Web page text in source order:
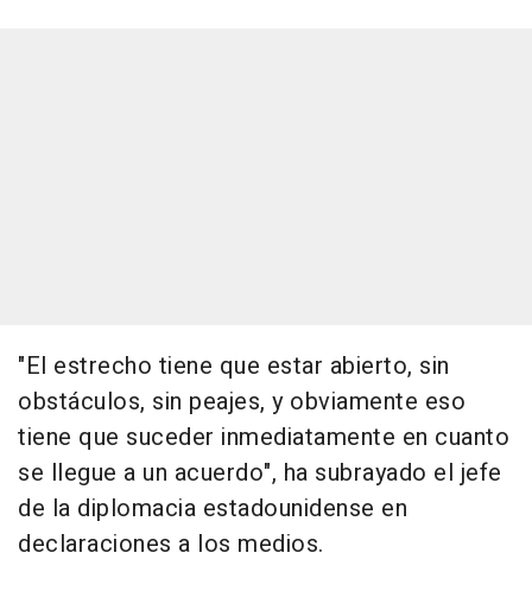
"El estrecho tiene que estar abierto, sin
obstáculos, sin peajes, y obviamente eso
tiene que suceder inmediatamente en cuanto
se llegue a un acuerdo", ha subrayado el jefe
de la diplomacia estadounidense en
declaraciones a los medios.